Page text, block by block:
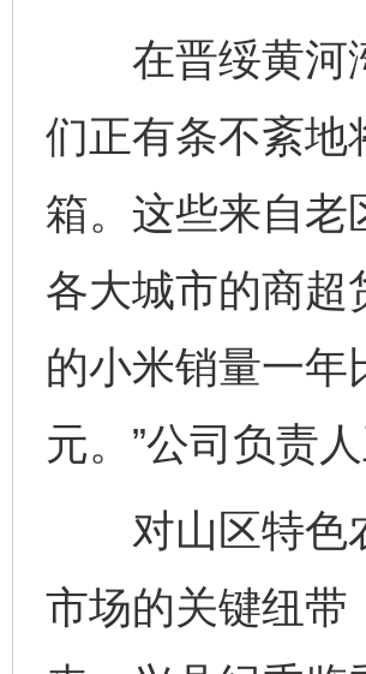
在晋绥黄河湾
们正有条不紊地
箱。这些来自老
各大城市的商超
的小米销量一年
元。”公司负责
对山区特色农
市场的关键纽带